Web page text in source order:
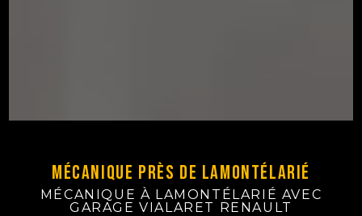
Mécanique près de Lamontélarié
MÉCANIQUE À LAMONTÉLARIÉ AVEC
GARAGE VIALARET RENAULT